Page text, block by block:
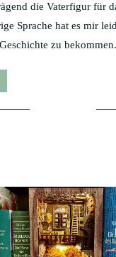
die Vaterfigur für
Sprache hat es mir
zu bekommen.